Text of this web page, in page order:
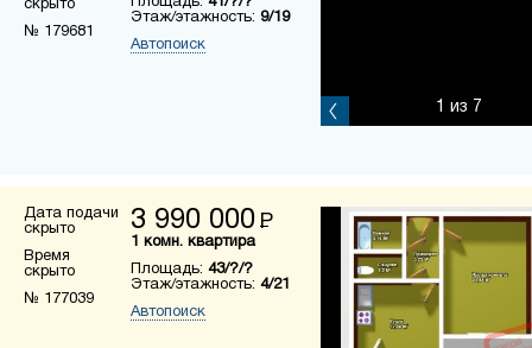
скрыто
№ 179681
Этаж/этажность: 9/19
Автопоиск
1 из 7
Дата подачи
скрыто
Время
скрыто
№ 177039
3 990 000 Р
1 комн. квартира
Площадь: 43/?/?
Этаж/этажность: 4/21
Автопоиск